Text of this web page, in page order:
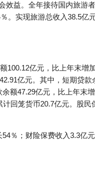
效益。全年接待国内旅游
。实现旅游总收入38.5亿
100.12亿元，比上年末增
亿元。其中，短期贷款
额47.29亿元，比上年末增
回笼货币20.7亿元。股民
％；财险保费收入3.3亿